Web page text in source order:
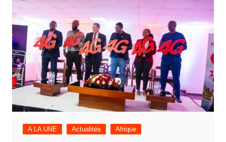
A LA UNE Actualités Afrique